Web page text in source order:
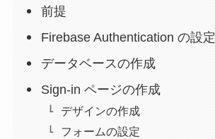
前提
Firebase Authentication の設定
データベースの作成
Sign-in ページの作成
デザインの作成
フォームの設定